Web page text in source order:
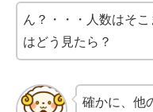
ん？・・・人数はそ
はどう見たら？
確かに、他